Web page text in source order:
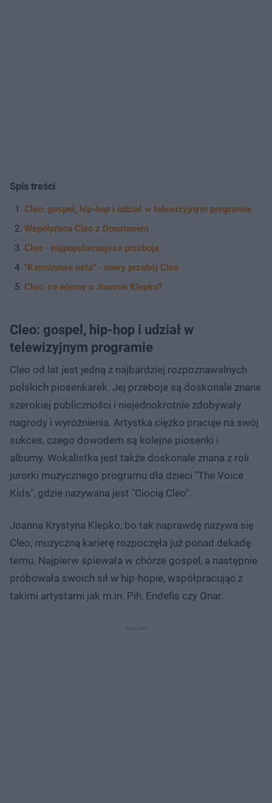
Spis treści
Cleo: gospel, hip-hop i udział w telewizyjnym programie
Współpraca Cleo z Donatanem
Cleo - najpopularniejsze przeboje
"Karminowe usta" - nowy przebój Cleo
Cleo: co wiemy o Joannie Klepko?
Cleo: gospel, hip-hop i udział w
telewizyjnym programie
Cleo od lat jest jedną z najbardziej rozpoznawalnych
polskich piosenkarek. Jej przeboje są doskonale znane
szerokiej publiczności i niejednokrotnie zdobywały
nagrody i wyróżnienia. Artystka ciężko pracuje na swój
sukces, czego dowodem są kolejne piosenki i
albumy. Wokalistka jest także doskonale znana z roli
jurorki muzycznego programu dla dzieci "The Voice
Kids", gdzie nazywana jest "Ciocią Cleo".
Joanna Krystyna Klepko, bo tak naprawdę nazywa się
Cleo, muzyczną karierę rozpoczęła już ponad dekadę
temu. Najpierw śpiewała w chórze gospel, a następnie
próbowała swoich sił w hip-hopie, współpracując z
takimi artystami jak m.in. Pih, Endefis czy Onar.